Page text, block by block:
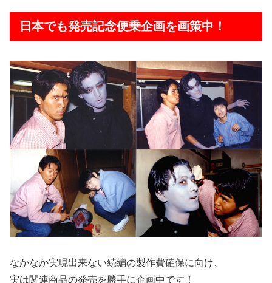
日本でも発売記念便乗企画を画策中！
なかなか実現出来ない続編の製作費確保に向け、
実は関連商品の発売を勝手に企画中です！